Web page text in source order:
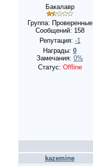
Бакалавр
Группа: Проверенные
Сообщений: 158
Репутация: -1
Награды: 0
Замечания: 0%
Статус: Offline
kazemine